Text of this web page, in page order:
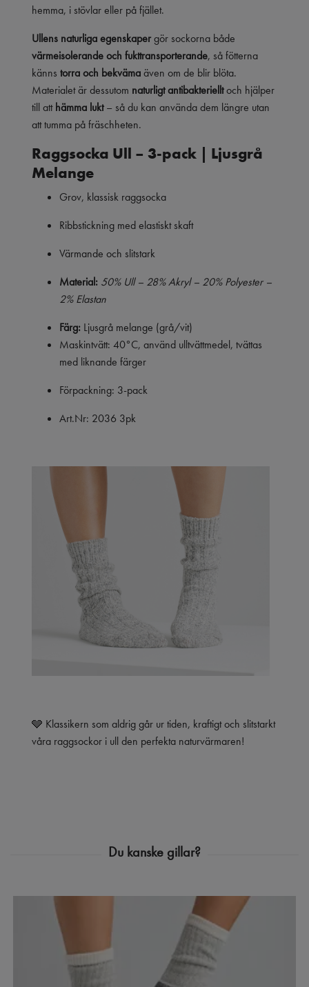
hemma, i stövlar eller på fjället.
Ullens naturliga egenskapergör sockorna både
värmeisolerande och fukttransporterande, så fötterna
känns torra och bekvämaäven om de blir blöta.
Materialet är dessutom naturligt antibakterielltoch hjälper
till atthämma lukt– så du kan använda dem längre utan
att tumma på fräschheten.
Raggsocka Ull – 3-pack | Ljusgrå
Melange
Grov, klassisk raggsocka
Ribbstickning med elastiskt skaft
Värmande och slitstark
Material: 50% Ull – 28% Akryl – 20% Polyester –
2% Elastan
Färg: Ljusgrå melange (grå/vit)
Maskintvätt: 40°C, använd ulltvättmedel, tvättas
med liknande färger
Förpackning: 3-pack
Art.Nr: 2036 3pk
🩶 Klassikern som aldrig går ur tiden, kraftigt och slitstarkt
våra raggsockor i ull den perfekta naturvärmaren!